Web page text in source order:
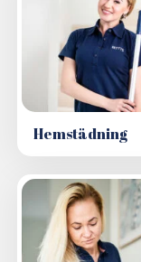
Hemstädning